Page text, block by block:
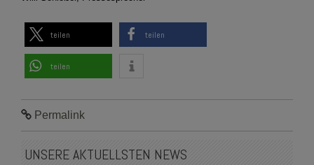
teilen teilen
teilen
Permalink
UNSERE AKTUELLSTEN NEWS